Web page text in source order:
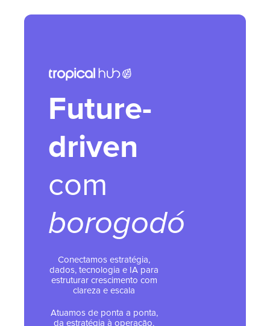
Future-
driven
com
borogodó
Conectamos estratégia,
dados, tecnologia e IA para
estruturar crescimento com
clareza e escala
Atuamos de ponta a ponta,
da estratégia à operação,